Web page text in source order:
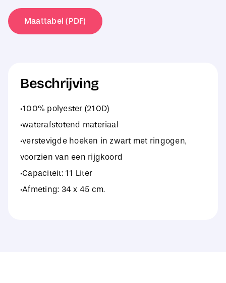
Maattabel (PDF)
Beschrijving
·100% polyester (210D)
·waterafstotend materiaal
·verstevigde hoeken in zwart met ringogen,
voorzien van een rijgkoord
·Capaciteit: 11 Liter
·Afmeting: 34 x 45 cm.